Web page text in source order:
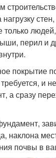
нагрузку
перил и
покрытие
и
а сразу
наклона
почвы в